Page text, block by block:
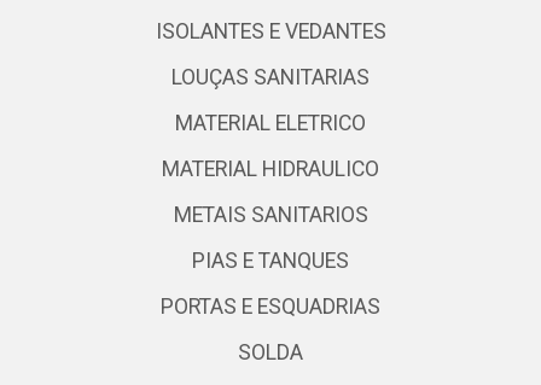
ISOLANTES E VEDANTES
LOUÇAS SANITARIAS
MATERIAL ELETRICO
MATERIAL HIDRAULICO
METAIS SANITARIOS
PIAS E TANQUES
PORTAS E ESQUADRIAS
SOLDA